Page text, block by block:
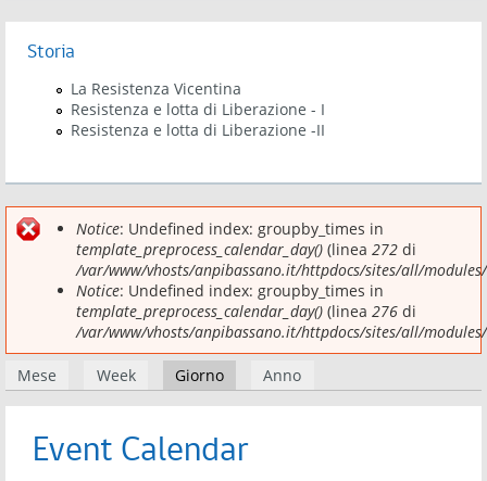
Storia
La Resistenza Vicentina
Resistenza e lotta di Liberazione - I
Resistenza e lotta di Liberazione -II
Messaggio di errore
Notice: Undefined index: groupby_times in
template_preprocess_calendar_day() (linea 272 di
/var/www/vhosts/anpibassano.it/httpdocs/sites/all/
Notice: Undefined index: groupby_times in
template_preprocess_calendar_day() (linea 276 di
/var/www/vhosts/anpibassano.it/httpdocs/sites/all/
Schede primarie
Mese Week Giorno(scheda attiva)
Anno
Event Calendar
Before
01
01
02